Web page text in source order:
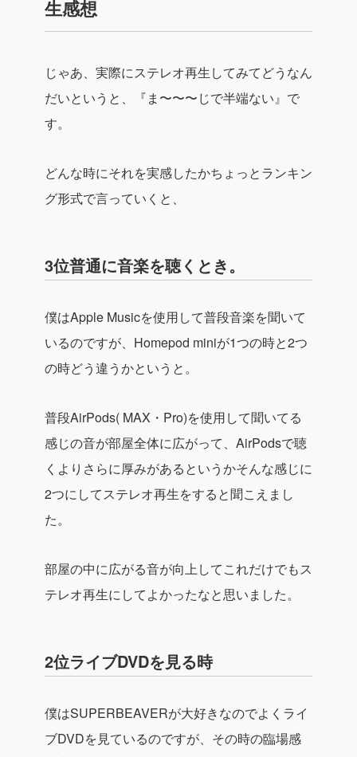
生感想
じゃあ、実際にステレオ再生してみてどうなん
だいというと、
『ま〜〜〜じで半端ない』 で
す。
どんな時にそれを実感したかちょっとランキン
グ形式で言っていくと、
3位普通に音楽を聴くとき。
僕はApple Musicを使用して普段音楽を聞いて
いるのですが、Homepod miniが1つの時と2つ
の時どう違うかというと。
普段AirPods( MAX・Pro)を使用して聞いてる
感じの音が部屋全体に広がって、AirPodsで聴
くよりさらに厚みがあるというかそんな感じに
2つにしてステレオ再生をすると聞こえまし
た。
部屋の中に広がる音が向上してこれだけでもス
テレオ再生にしてよかったなと思いました。
2位ライブDVDを見る時
僕はSUPERBEAVERが大好きなのでよくライ
ブDVDを見ているのですが、その時の臨場感